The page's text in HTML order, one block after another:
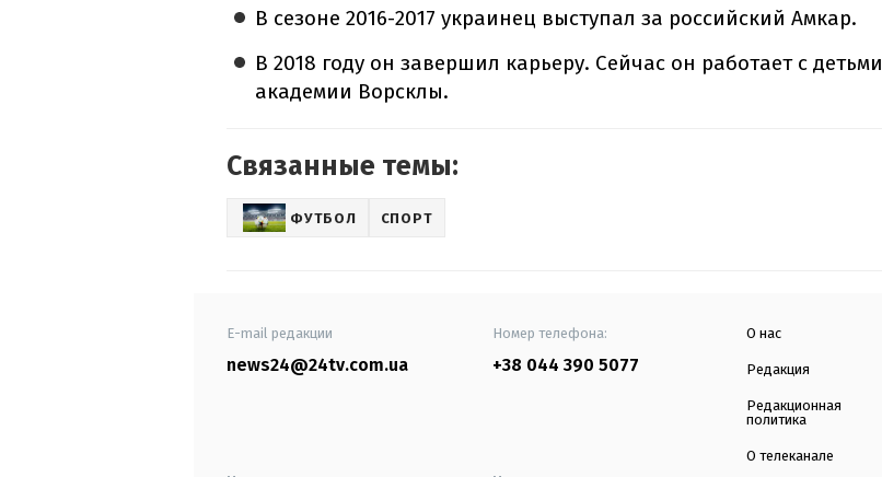
В сезоне 2016-2017 украинец выступал за российский Амкар.
В 2018 году он завершил карьеру. Сейчас он работает с детьми
академии Ворсклы.
Связанные темы:
ФУТБОЛ СПОРТ
E-mail редакции
news24@24tv.com.ua
Номер телефона:
+38 044 390 5077
О нас
Редакция
Редакционная
политика
О телеканале